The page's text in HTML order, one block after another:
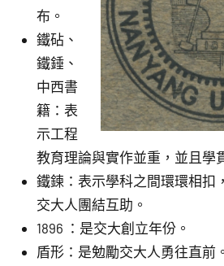
布。
鐵砧、
鐵錘、
中西書
籍：表
示工程
教育理論與實作並重，並且學
鐵鍊：表示學科之間環環相扣
交大人團結互助。
1896 ：是交大創立年份。
盾形：是勉勵交大人勇往直前。